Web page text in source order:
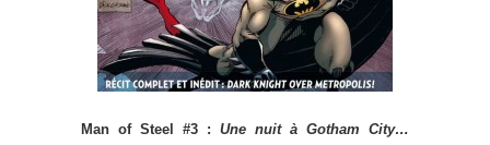
Man of Steel #3 : Une nuit à Gotham City…